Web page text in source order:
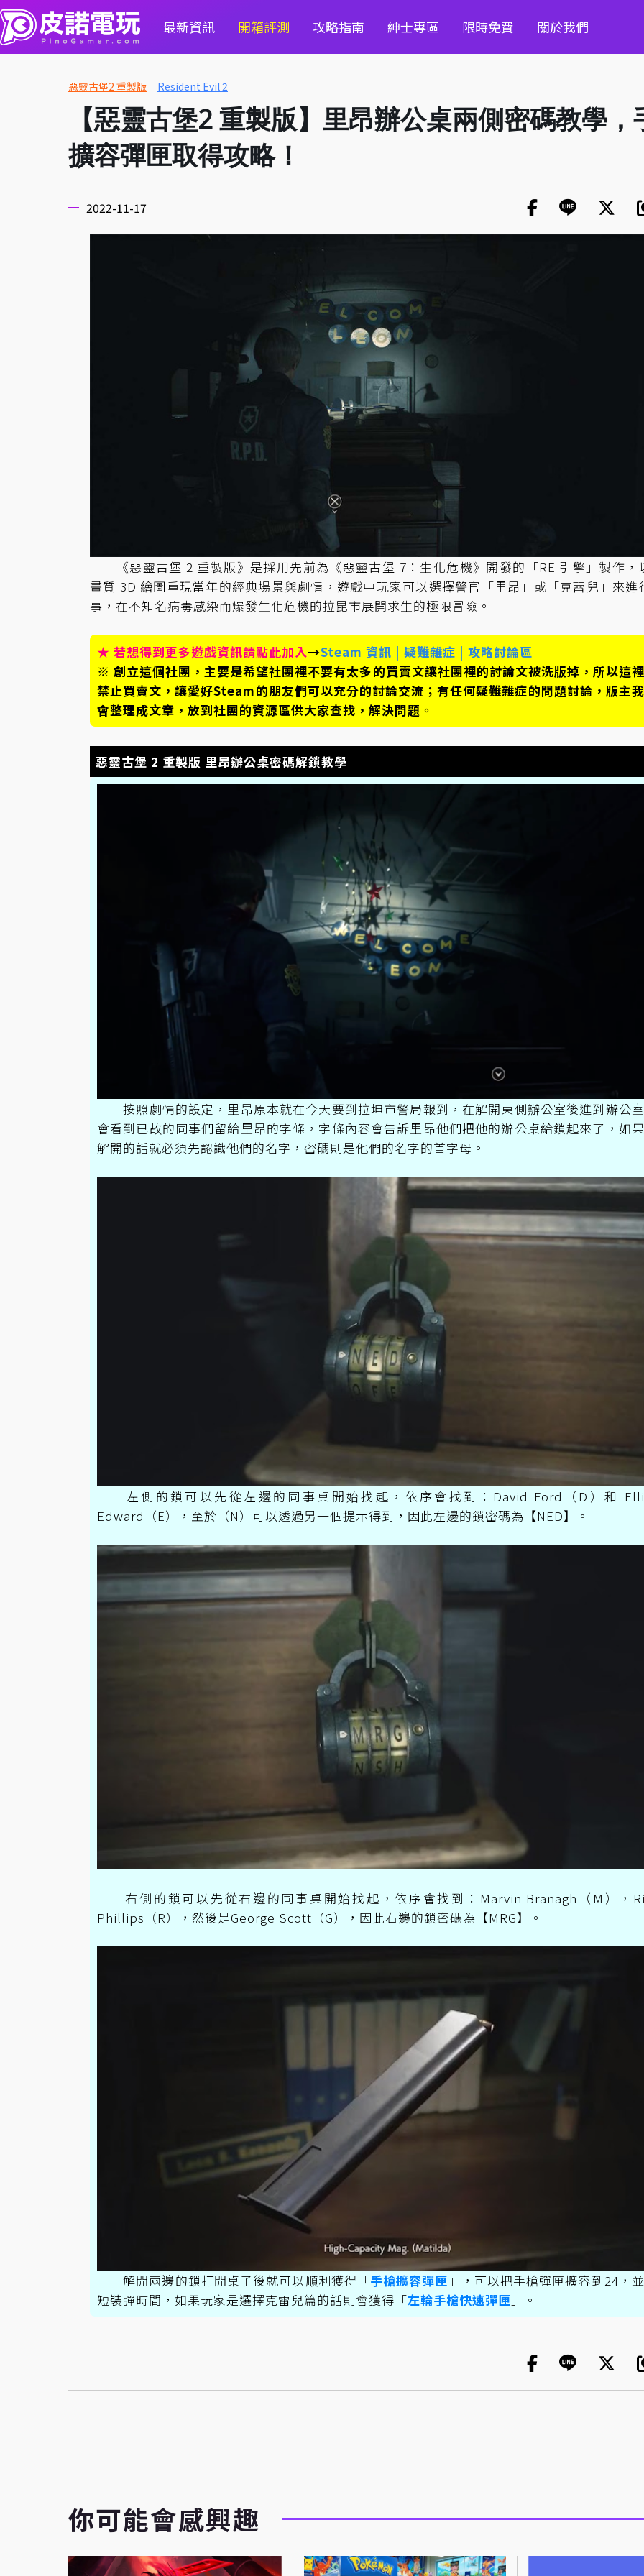
最新資訊 開箱評測 攻略指南 紳士專區 限時免費 關於我們
惡靈古堡2 重製版 Resident Evil 2
【惡靈古堡2 重製版】里昂辦公桌兩側密碼教學，
擴容彈匣取得攻略！
2022-11-17
《惡靈古堡 2 重製版》是採用先前為《惡靈古堡 7：生化危機》開發的「RE 引擎」製作，
畫質 3D 繪圖重現當年的經典場景與劇情，遊戲中玩家可以選擇警官「里昂」或「克蕾兒」來進
事，在不知名病毒感染而爆發生化危機的拉昆市展開求生的極限冒險。
★ 若想得到更多遊戲資訊請點此加入→Steam 資訊 | 疑難雜症 | 攻略討論區
※ 創立這個社團，主要是希望社團裡不要有太多的買賣文讓社團裡的討論文被洗版掉，所以這
禁止買賣文，讓愛好Steam的朋友們可以充分的討論交流；有任何疑難雜症的問題討論，版主
會整理成文章，放到社團的資源區供大家查找，解決問題。
惡靈古堡 2 重製版 里昂辦公桌密碼解鎖教學
按照劇情的設定，里昂原本就在今天要到拉坤市警局報到，在解開東側辦公室後進到辦公
會看到已故的同事們留給里昂的字條，字條內容會告訴里昂他們把他的辦公桌給鎖起來了，如
解開的話就必須先認識他們的名字，密碼則是他們的名字的首字母。
左側的鎖可以先從左邊的同事桌開始找起，依序會找到：David Ford（D）和
Edward（E），至於（N）可以透過另一個提示得到，因此左邊的鎖密碼為【NED】。
右側的鎖可以先從右邊的同事桌開始找起，依序會找到：Marvin Branagh（M），
Phillips（R），然後是George Scott（G），因此右邊的鎖密碼為【MRG】。
解開兩邊的鎖打開桌子後就可以順利獲得「手槍擴容彈匣 」，可以把手槍彈匣擴容到24，
短裝彈時間，如果玩家是選擇克雷兒篇的話則會獲得「左輪手槍快速彈匣 」。
你可能會感興趣